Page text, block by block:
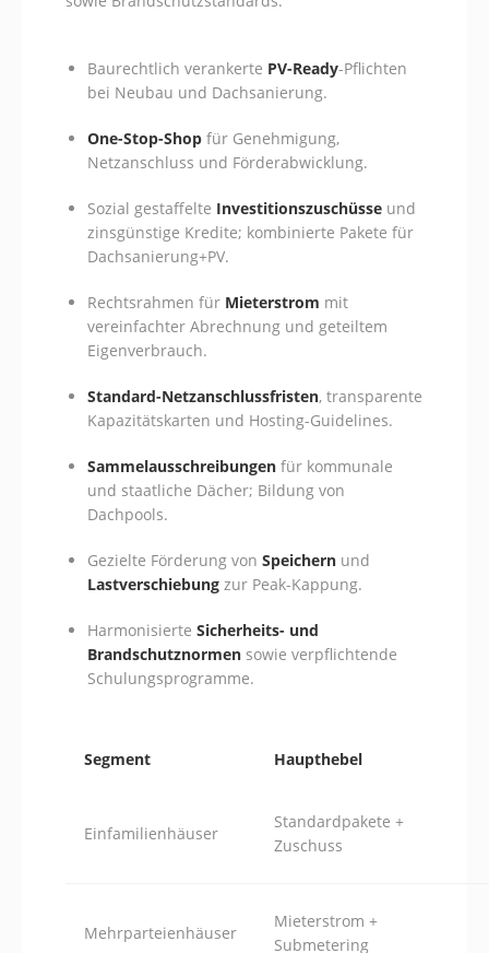
Baurechtlich verankerte PV-Ready-Pflichten
bei Neubau und Dachsanierung.
One-Stop-Shop für Genehmigung,
Netzanschluss und Förderabwicklung.
Sozial gestaffelte Investitionszuschüsse und
zinsgünstige Kredite; kombinierte Pakete für
Dachsanierung+PV.
Rechtsrahmen für Mieterstrom mit
vereinfachter Abrechnung und geteiltem
Eigenverbrauch.
Standard-Netzanschlussfristen, transparente
Kapazitätskarten und Hosting-Guidelines.
Sammelausschreibungen für kommunale
und staatliche Dächer; Bildung von
Dachpools.
Gezielte Förderung von Speichern und
Lastverschiebung zur Peak-Kappung.
Harmonisierte Sicherheits- und
Brandschutznormen sowie verpflichtende
Schulungsprogramme.
Segment Haupthebel
Einfamilienhäuser
Standardpakete +
Zuschuss
Mehrparteienhäuser
Mieterstrom +
Submetering